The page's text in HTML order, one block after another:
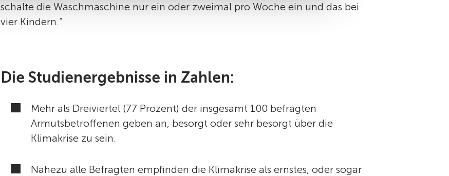
schalte die Waschmaschine nur ein oder zweimal pro Woche ein und das bei
vier Kindern.“
Die Studienergebnisse in Zahlen:
Mehr als Dreiviertel (77 Prozent) der insgesamt 100 befragten
Armutsbetroffenen geben an, besorgt oder sehr besorgt über die
Klimakrise zu sein.
Nahezu alle Befragten empfinden die Klimakrise als ernstes, oder sogar